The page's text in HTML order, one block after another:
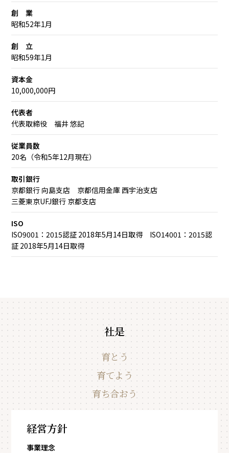
創 業
昭和52年1月
創 立
昭和59年1月
資本金
10,000,000円
代表者
代表取締役 福井 悠記
従業員数
20名（令和5年12月現在）
取引銀行
京都銀行 向島支店 京都信用金庫 西宇治支店
三菱東京UFJ銀行 京都支店
ISO
ISO9001：2015認証 2018年5月14日取得 ISO14001：2015認
証 2018年5月14日取得
社是
育とう
育てよう
育ち合おう
経営方針
事業理念